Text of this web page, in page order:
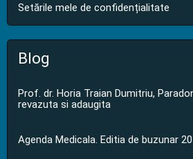
Setările mele de confidențialitate
Blog
Prof. dr. Horia Traian Dumitriu,
revazuta si adaugita
Agenda Medicala. Editia de buzunar